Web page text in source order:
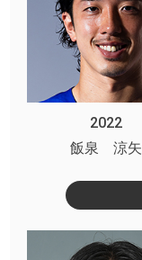
2022
飯泉 涼矢